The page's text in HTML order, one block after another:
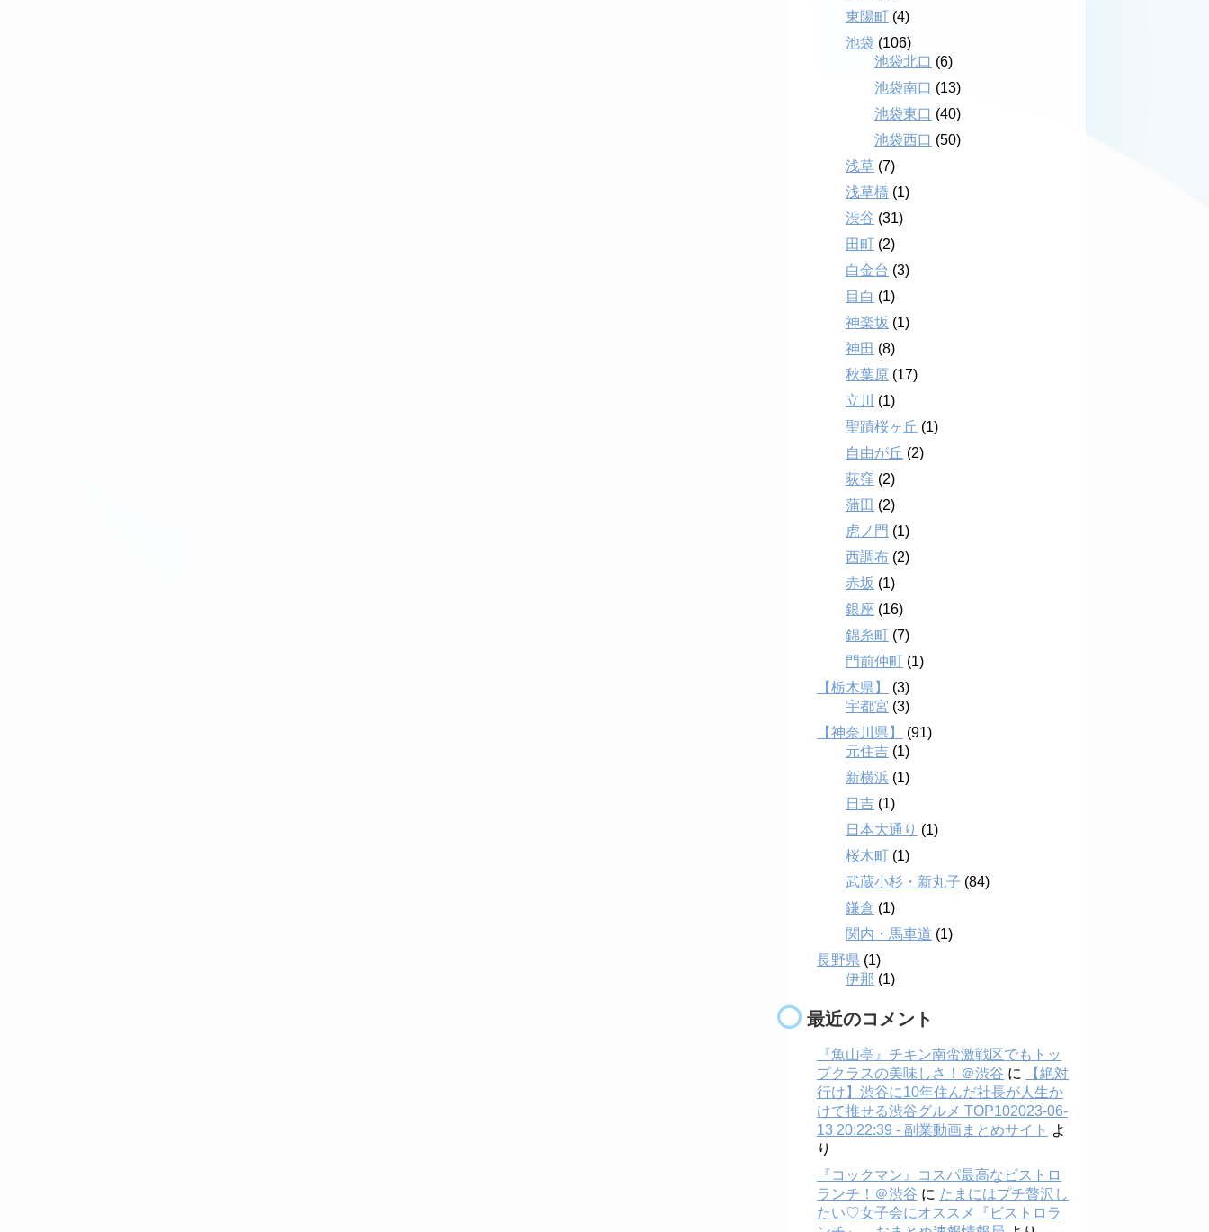
東陽町 (4)
池袋 (106)
池袋北口 (6)
池袋南口 (13)
池袋東口 (40)
池袋西口 (50)
浅草 (7)
浅草橋 (1)
渋谷 (31)
田町 (2)
白金台 (3)
目白 (1)
神楽坂 (1)
神田 (8)
秋葉原 (17)
立川
(1)
聖蹟桜ヶ丘 (1)
自由が丘 (2)
荻窪 (2)
蒲田 (2)
虎ノ門 (1)
西調布 (2)
赤坂 (1)
銀座 (16)
錦糸町 (7)
門前仲町 (1)
【栃木県】
(3)
宇都宮 (3)
【神奈川県】
(91)
元住吉 (1)
新横浜 (1)
日吉 (1)
日本大通り (1)
桜木町 (1)
武蔵小杉・新丸子 (84)
鎌倉 (1)
関内・馬車道 (1)
長野県 (1)
伊那 (1)
最近のコメント
『魚山亭』チキン南蛮激戦区でもトッ
プクラスの美味しさ！＠渋谷 に
【絶対
行け】渋谷に10年住んだ社長が人生か
けて推せる渋谷グルメ TOP102023-06-
13 20:22:39 - 副業動画まとめサイト よ
り
『コックマン』コスパ最高なビストロ
ランチ！＠渋谷 に たまにはプチ贅沢し
たい♡女子会にオススメ『ビストロラ